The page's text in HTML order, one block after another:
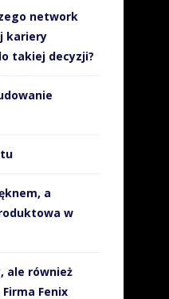
network
kariery
takiej decyzji?
a
w
ale również
Fenix